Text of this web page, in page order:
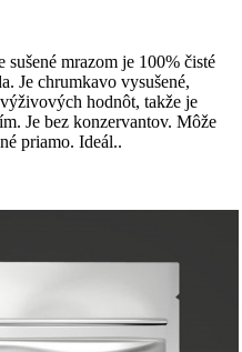
mrazom je 100% čisté
Je chrumkavo vysušené,
hodnôt, takže je
Je bez konzervantov. Môže
priamo. Ideál..